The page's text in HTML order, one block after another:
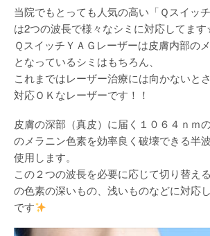
当院でもとっても人気の高い「Ｑスイッ
は2つの波長で様々なシミに対応してま
ＱスイッチＹＡＧレーザーは皮膚内部の
となっているシミはもちろん、
これまではレーザー治療には向かないと
対応ＯＫなレーザーです！！
皮膚の深部（真皮）に届く１０６４ｎｍ
のメラニン色素を効率良く破壊できる半
使用します。
この２つの波長を必要に応じて切り替え
の色素の深いもの、浅いものなどに対応
です